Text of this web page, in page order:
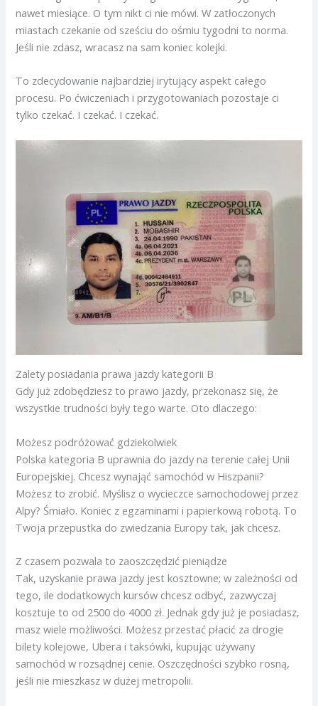
nawet miesiące. O tym nikt ci nie mówi. W zatłoczonych
miastach czekanie od sześciu do ośmiu tygodni to norma.
Jeśli nie zdasz, wracasz na sam koniec kolejki.
To zdecydowanie najbardziej irytujący aspekt całego
procesu. Po ćwiczeniach i przygotowaniach pozostaje ci
tylko czekać. I czekać. I czekać.
Zalety posiadania prawa jazdy kategorii B
Gdy już zdobędziesz to prawo jazdy, przekonasz się, że
wszystkie trudności były tego warte. Oto dlaczego:
Możesz podróżować gdziekolwiek
Polska kategoria B uprawnia do jazdy na terenie całej Unii
Europejskiej. Chcesz wynająć samochód w Hiszpanii?
Możesz to zrobić. Myślisz o wycieczce samochodowej przez
Alpy? Śmiało. Koniec z egzaminami i papierkową robotą. To
Twoja przepustka do zwiedzania Europy tak, jak chcesz.
Z czasem pozwala to zaoszczędzić pieniądze
Tak, uzyskanie prawa jazdy jest kosztowne; w zależności od
tego, ile dodatkowych kursów chcesz odbyć, zazwyczaj
kosztuje to od 2500 do 4000 zł. Jednak gdy już je posiadasz,
masz wiele możliwości. Możesz przestać płacić za drogie
bilety kolejowe, Ubera i taksówki, kupując używany
samochód w rozsądnej cenie. Oszczędności szybko rosną,
jeśli nie mieszkasz w dużej metropolii.